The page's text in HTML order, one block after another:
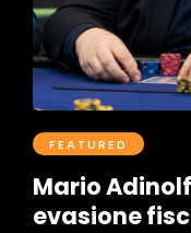
FEATURED
Mario
evasione